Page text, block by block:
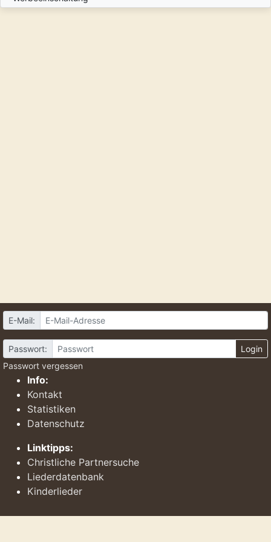
E-Mail:
Passwort:
Login
Passwort vergessen
Info:
Kontakt
Statistiken
Datenschutz
Linktipps:
Christliche Partnersuche
Liederdatenbank
Kinderlieder